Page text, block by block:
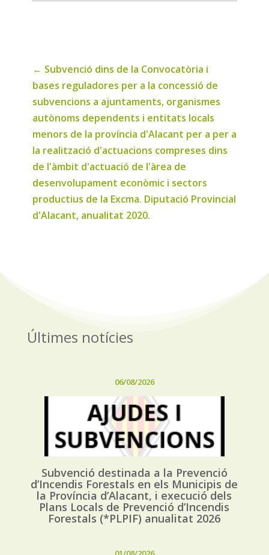
← Subvenció dins de la Convocatòria i
bases reguladores per a la concessió de
subvencions a ajuntaments, organismes
autònoms dependents i entitats locals
menors de la província d'Alacant per a per a
la realització d'actuacions compreses dins
de l'àmbit d'actuació de l'àrea de
desenvolupament econòmic i sectors
productius de la Excma. Diputació Provincial
d'Alacant, anualitat 2020.
Últimes notícies
06/08/2026
Subvenció destinada a la Prevenció
d’Incendis Forestals en els Municipis de
la Província d’Alacant, i execució dels
Plans Locals de Prevenció d’Incendis
Forestals (*PLPIF) anualitat 2026